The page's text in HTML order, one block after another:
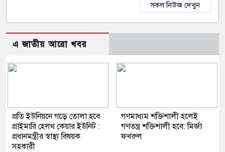
সকল নিউজ দেখুন
এ জাতীয় আরো খবর
প্রতি ইউনিয়নে গড়ে তোলা হবে
প্রাইমারি হেলথ কেয়ার ইউনিট :
প্রধানমন্ত্রীর স্বাস্থ্য বিষয়ক
সহকারী
গণমাধ্যম শক্তিশালী হলেই
গণতন্ত্র শক্তিশালী হবে: মির্জা
ফখরুল